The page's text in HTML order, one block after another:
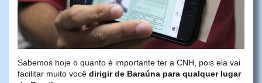
Sabemos hoje o quanto é importante ter a CNH, pois ela vai
facilitar muito você dirigir de Baraúna para qualquer lugar